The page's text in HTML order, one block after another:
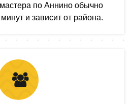
по Аннино обычно
и зависит от района.